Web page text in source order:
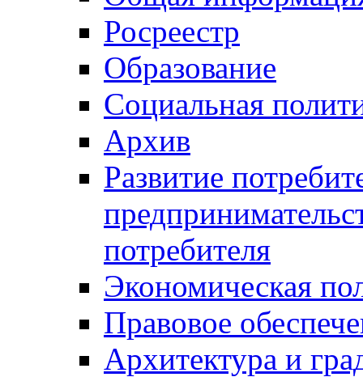
Росреестр
Образование
Социальная
Архив
Развитие
потребителя
Экономическая
Правовое
Архитектура и